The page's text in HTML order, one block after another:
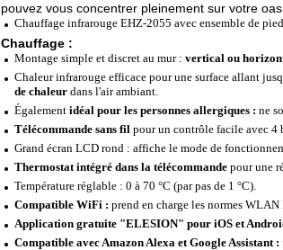
pouvez vous concentrer pleinement sur votre
Chauffage infrarouge EHZ-2055 avec ensemble de
Chauffage :
Montage simple et discret au mur : vertical ou
Chaleur infrarouge efficace pour une surface allant
de chaleur dans l'air ambiant.
Également idéal pour les personnes allergiques : ne
Télécommande sans fil pour un contrôle facile avec 4
Grand écran LCD rond : affiche le mode de
Thermostat intégré dans la télécommande pour une
Température réglable : 0 à 70 °C (par pas de 1 °C).
Compatible WiFi : prend en charge les normes
Application gratuite "ELESION" pour iOS et
Compatible avec Amazon Alexa et Google Assistant :